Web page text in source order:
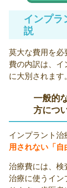
インプラ
説
莫大な費用を必
費の内訳は、イ
に大別されます
一般的
方につ
インプラント治
用されない「自
治療費には、検
治療に使うイン